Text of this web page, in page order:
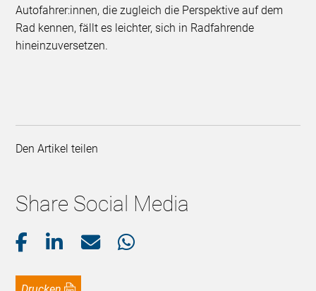
Autofahrer:innen, die zugleich die Perspektive auf dem
Rad kennen, fällt es leichter, sich in Radfahrende
hineinzuversetzen.
Den Artikel teilen
Share Social Media